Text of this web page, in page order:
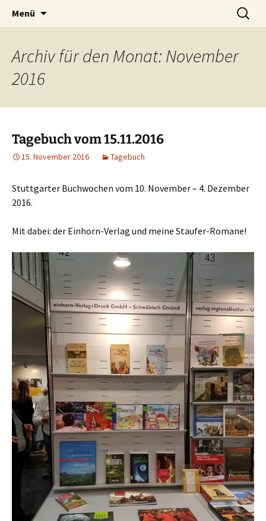
Timo Bader
Willkommen im Reich der Geschichten
Menü
Archiv für den Monat: November
2016
Tagebuch vom 15.11.2016
15. November 2016 Tagebuch
Stuttgarter Buchwochen vom 10. November – 4. Dezember
2016.
Mit dabei: der Einhorn-Verlag und meine Staufer-Romane!